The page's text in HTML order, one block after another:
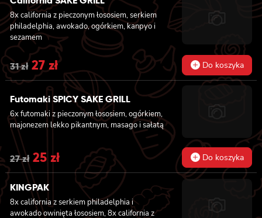
8x california z pieczonym łososiem, serkiem
philadelphia, awokado, ogórkiem, kanpyo i
sezamem
31zł Original
price
was:
31 zł.
27 złCurrent
price
is:
27 zł.
Do koszyka
Futomaki SPICY SAKE GRILL
6x futomaki z pieczonym łososiem, ogórkiem,
majonezem lekko pikantnym, masago i sałatą
27zł Original
price
was:
25 zł Current
price
is:
Do koszyka
KINGPAK
8x california z serkiem philadelphia i
awokado owinięta łososiem, 8x california z